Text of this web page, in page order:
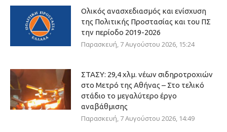
Ολικός ανασχεδιασμός και ενίσχυση
της Πολιτικής Προστασίας και του ΠΣ
την περίοδο 2019-2026
Παρασκευή, 7 Αυγούστου 2026, 15:24
ΣΤΑΣΥ: 29,4 χλμ. νέων σιδηροτροχιών
στο Μετρό της Αθήνας – Στο τελικό
στάδιο το μεγαλύτερο έργο
αναβάθμισης
Παρασκευή, 7 Αυγούστου 2026, 14:49